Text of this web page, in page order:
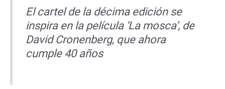
El cartel de la décima edición se
inspira en la película ‘La mosca’, de
David Cronenberg, que ahora
cumple 40 años